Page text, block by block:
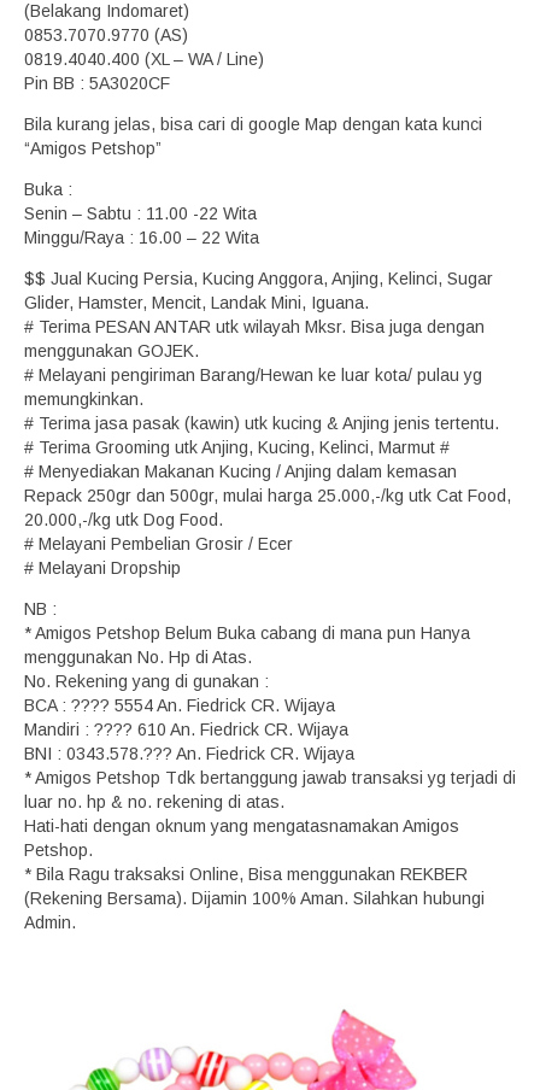
(Belakang Indomaret)
0853.7070.9770 (AS)
0819.4040.400 (XL – WA / Line)
Pin BB : 5A3020CF
Bila kurang jelas, bisa cari di google Map dengan kata kunci
“Amigos Petshop”
Buka :
Senin – Sabtu : 11.00 -22 Wita
Minggu/Raya : 16.00 – 22 Wita
$$ Jual Kucing Persia, Kucing Anggora, Anjing, Kelinci, Sugar
Glider, Hamster, Mencit, Landak Mini, Iguana.
# Terima PESAN ANTAR utk wilayah Mksr. Bisa juga dengan
menggunakan GOJEK.
# Melayani pengiriman Barang/Hewan ke luar kota/ pulau yg
memungkinkan.
# Terima jasa pasak (kawin) utk kucing & Anjing jenis tertentu.
# Terima Grooming utk Anjing, Kucing, Kelinci, Marmut #
# Menyediakan Makanan Kucing / Anjing dalam kemasan
Repack 250gr dan 500gr, mulai harga 25.000,-/kg utk Cat Food,
20.000,-/kg utk Dog Food.
# Melayani Pembelian Grosir / Ecer
# Melayani Dropship
NB :
* Amigos Petshop Belum Buka cabang di mana pun Hanya
menggunakan No. Hp di Atas.
No. Rekening yang di gunakan :
BCA : ???? 5554 An. Fiedrick CR. Wijaya
Mandiri : ???? 610 An. Fiedrick CR. Wijaya
BNI : 0343.578.??? An. Fiedrick CR. Wijaya
* Amigos Petshop Tdk bertanggung jawab transaksi yg terjadi di
luar no. hp & no. rekening di atas.
Hati-hati dengan oknum yang mengatasnamakan Amigos
Petshop.
* Bila Ragu traksaksi Online, Bisa menggunakan REKBER
(Rekening Bersama). Dijamin 100% Aman. Silahkan hubungi
Admin.